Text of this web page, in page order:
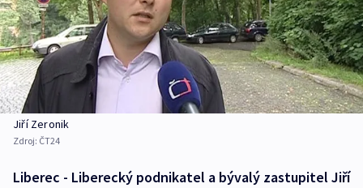
Jiří Zeronik
Zdroj: ČT24
Liberec - Liberecký podnikatel a bývalý zastupitel Jiří